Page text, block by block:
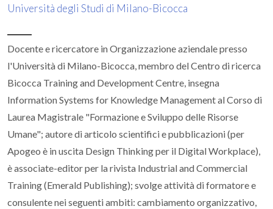
Università degli Studi di Milano-Bicocca
Docente e ricercatore in Organizzazione aziendale presso
l'Università di Milano-Bicocca, membro del Centro di ricerca
Bicocca Training and Development Centre, insegna
Information Systems for Knowledge Management al Corso di
Laurea Magistrale "Formazione e Sviluppo delle Risorse
Umane"; autore di articolo scientifici e pubblicazioni (per
Apogeo è in uscita Design Thinking per il Digital Workplace),
è associate-editor per la rivista Industrial and Commercial
Training (Emerald Publishing); svolge attività di formatore e
consulente nei seguenti ambiti: cambiamento organizzativo,